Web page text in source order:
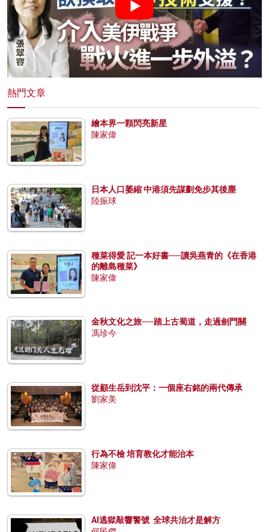
熱門文章
繪本界一顆閃亮新星
陳家偉
日本人口萎縮 中港須先謀劃免步其後塵
陸振球
種菜得愛 記一本好書──讀吳燕青的《在香港
的離島種菜》
陳家偉
金秋文化之旅──踏上古蜀道，走過劍門關
馮珍今
從顧生岳到沈平：一個座右銘的兩代傳承
劉家美
行為不檢 培育教化才能治本
陳家偉
AI逃獄敲響警號 全球共治才是解方